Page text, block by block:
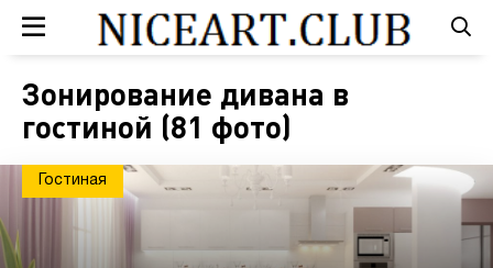
Зонирование дивана в
гостиной (81 фото)
Гостиная